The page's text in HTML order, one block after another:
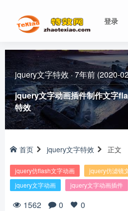
登录
jquery文字特效·7年前 (2020-
jquery文字动画插件制作文字
特效
首页 jquery文字特效 正文
jquery仿flash文字动画 jquery仿滤镜
jquery文字动画
jquery文字动画插件
1562 0 0